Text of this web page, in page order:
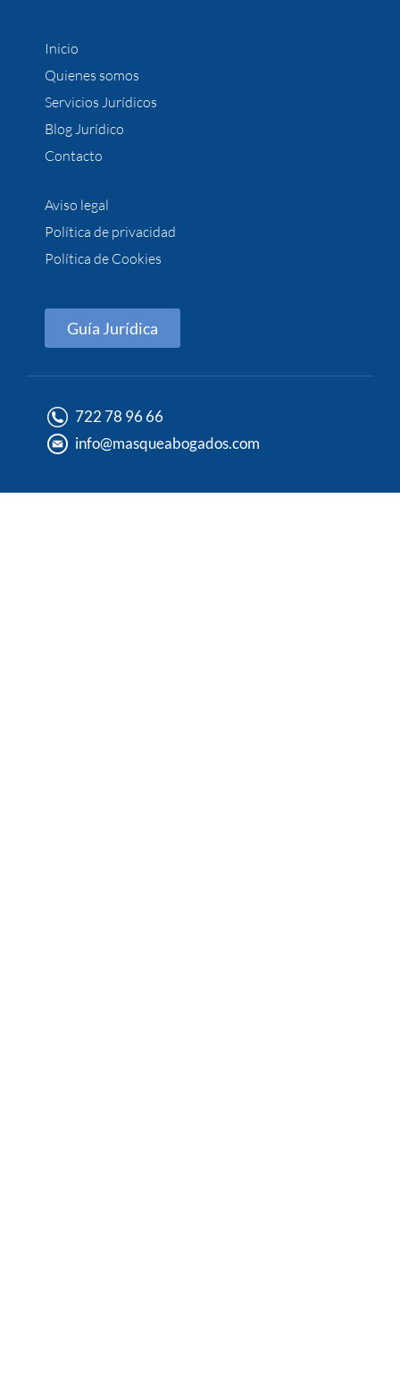
Inicio
Quienes somos
Servicios Jurídicos
Blog Jurídico
Contacto
Aviso legal
Política de privacidad
Política de Cookies
Guía Jurídica
722 78 96 66
info@masqueabogados.com